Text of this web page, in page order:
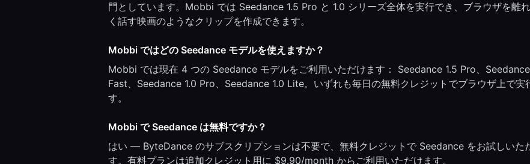
門としています。Mobbi では Seedance 1.5 Pro と 1.0 シリーズ全体を実行でき、ブラウザを離
く話す映画のようなクリップを作成できます。
Mobbi ではどの Seedance モデルを使えますか？
Mobbi では現在 4 つの Seedance モデルをご利用いただけます： Seedance 1.5 Pro、
Fast、Seedance 1.0 Pro、Seedance 1.0 Lite。いずれも毎日の無料クレジットでブラウザ上で実
す。
Mobbi で Seedance は無料ですか？
はい — ByteDance のサブスクリプションは不要で、無料クレジットで Seedance をお試しいた
す。有料プランは追加クレジット用に $9.90/month からご利用いただけます。